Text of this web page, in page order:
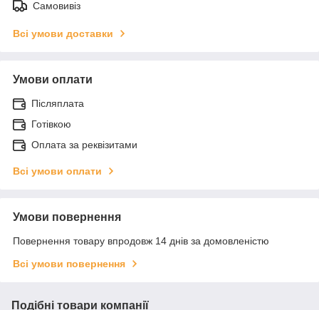
Самовивіз
Всі умови доставки
Умови оплати
Післяплата
Готівкою
Оплата за реквізитами
Всі умови оплати
Умови повернення
Повернення товару впродовж 14 днів за домовленістю
Всі умови повернення
Подібні товари компанії